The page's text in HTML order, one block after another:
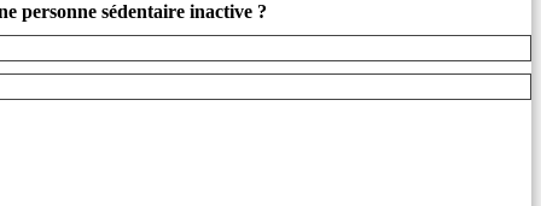
personne sédentaire inactive ?